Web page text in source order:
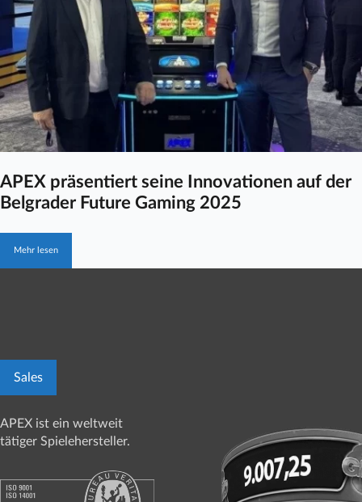
APEX präsentiert seine Innovationen auf der
Belgrader Future Gaming 2025
Mehr lesen
Sales
APEX ist ein weltweit
tätiger Spielehersteller.